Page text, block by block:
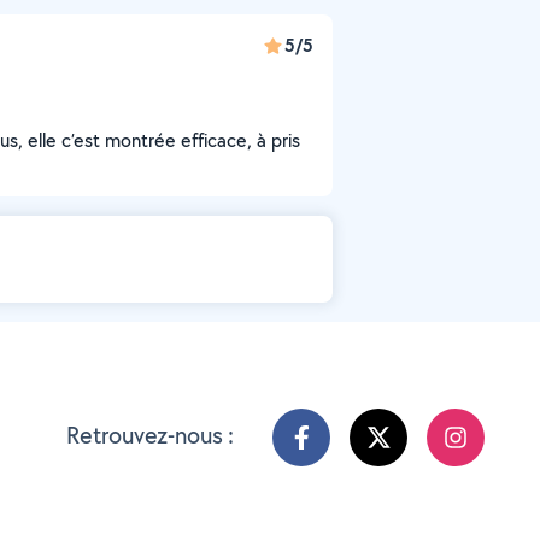
5/5
elle c’est montrée efficace, à pris
Retrouvez-nous :